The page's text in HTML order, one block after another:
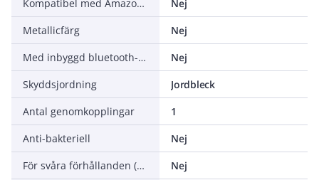
Kompatibel med Amazon Alexa
Nej
Metallicfärg
Nej
Med inbyggd bluetooth-högtalare
Nej
Skyddsjordning
Jordbleck
Antal genomkopplingar
1
Anti-bakteriell
Nej
För svåra förhållanden (enligt VDE)
Nej